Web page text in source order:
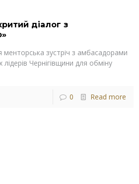
діалог з
менторська зустріч з амбасадорами
Чернігівщини для обміну
0 Read more